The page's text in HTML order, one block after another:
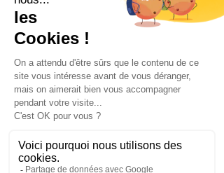
Recrutement
Recruteurs sur le Grill
Auteur RH
Femmes et RH
Micro trottoir
Posts récents